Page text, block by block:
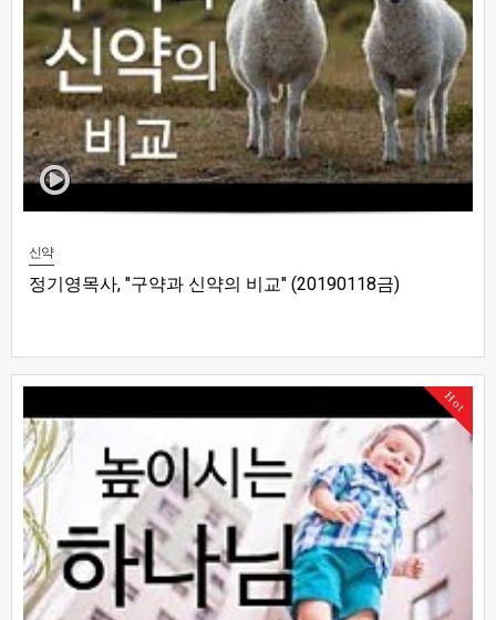
신약
정기영목사, "구약과 신약의 비교" (20190118금)
Hot